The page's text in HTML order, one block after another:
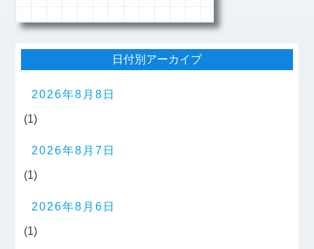
日付別アーカイブ
2026年8月8日
(1)
2026年8月7日
(1)
2026年8月6日
(1)